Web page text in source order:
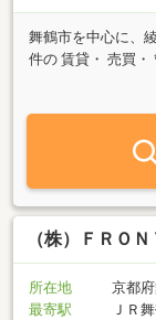
舞鶴市を中心に、
件の 賃貸・ 売買
ライフスタイルに
ト感で、 「買い
めてサポート、お
たスピーディな対
ことでも、賃貸
談・案内は、何回
（株）ＦＲＯ
所在地
京都
最寄駅
ＪＲ